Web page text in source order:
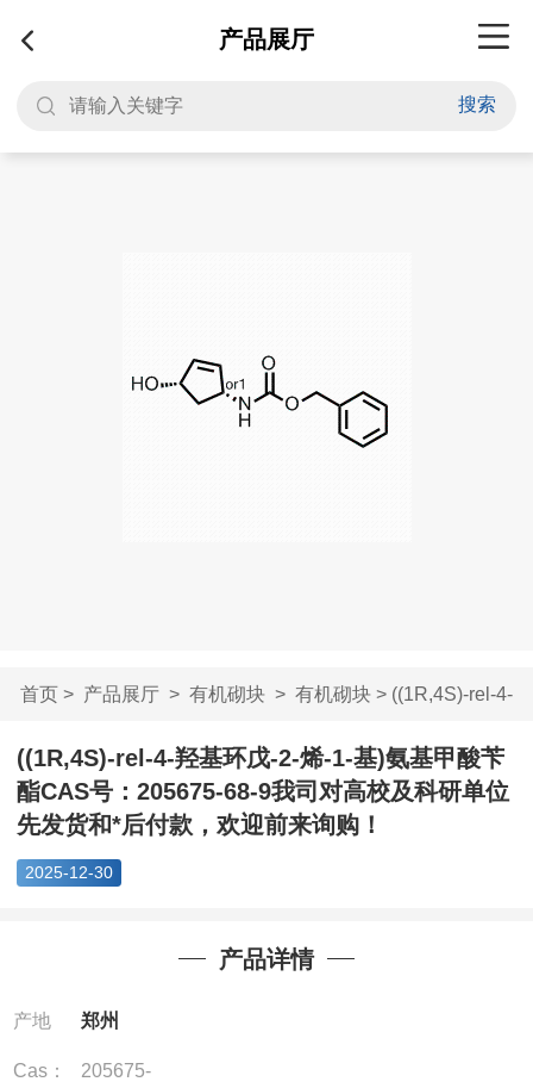
产品展厅
搜索
首页> 产品展厅> 有机砌块> 有机砌块> ((1R,4S)-rel-4-
羟基环戊-2-烯...
((1R,4S)-rel-4-羟基环戊-2-烯-1-基)氨基甲酸苄
酯CAS号：205675-68-9我司对高校及科研单位
先发货和*后付款，欢迎前来询购！
2025-12-30
产品详情
产地 郑州
Cas：
205675-